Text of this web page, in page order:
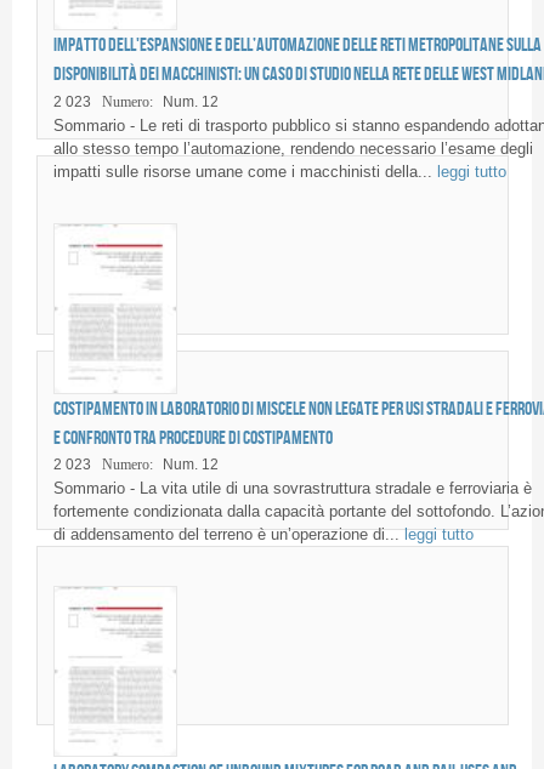
Impatto dell'espansione e dell’automazione delle reti metropolitane sulla
disponibilità dei macchinisti: un caso di studio nella rete delle West
2 023 Numero: Num. 12
Sommario - Le reti di trasporto pubblico si stanno espandendo
allo stesso tempo l’automazione, rendendo necessario l’esame degli
impatti sulle risorse umane come i macchinisti della... leggi tutto
Costipamento in laboratorio di miscele non legate per usi stradali e
e confronto tra procedure di costipamento
2 023 Numero: Num. 12
Sommario - La vita utile di una sovrastruttura stradale e ferroviaria è
fortemente condizionata dalla capacità portante del sottofondo.
di addensamento del terreno è un’operazione di...leggi tutto